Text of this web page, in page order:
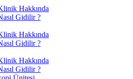
Hakkında
Gidilir ?
Hakkında
Gidilir ?
Hakkında
Gidilir ?